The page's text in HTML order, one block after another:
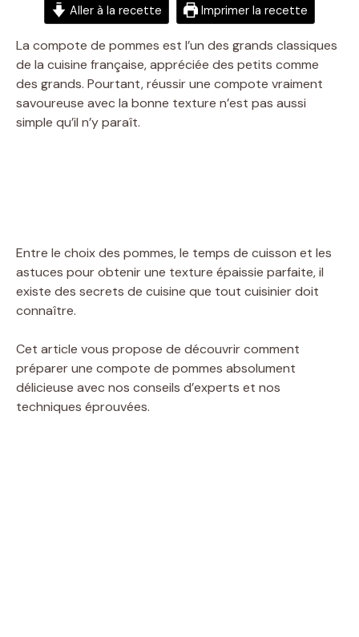
Aller à la recette Imprimer la recette
La compote de pommes est l’un des grands classiques
de la cuisine française, appréciée des petits comme
des grands. Pourtant, réussir une compote vraiment
savoureuse avec la bonne texture n’est pas aussi
simple qu’il n’y paraît.
Entre le choix des pommes, le temps de cuisson et les
astuces pour obtenir une texture épaissie parfaite, il
existe des secrets de cuisine que tout cuisinier doit
connaître.
Cet article vous propose de découvrir comment
préparer une compote de pommes absolument
délicieuse avec nos conseils d’experts et nos
techniques éprouvées.